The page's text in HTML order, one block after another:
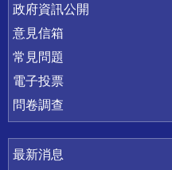
政府資訊公開
意見信箱
常見問題
電子投票
問卷調查
最新消息